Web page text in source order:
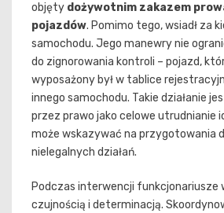
objęty dożywotnim zakazem
pojazdów. Pomimo tego, wsiadł za
samochodu. Jego manewry nie
do zignorowania kontroli – pojazd,
wyposażony był w tablice
innego samochodu. Takie działanie
przez prawo jako celowe utrudnianie
może wskazywać na przygotowania
nielegalnych działań.
Podczas interwencji funkcjonariusze
czujnością i determinacją.